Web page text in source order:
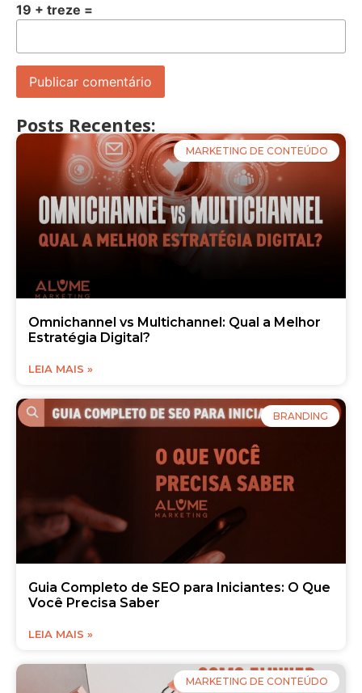
19 + treze =
Posts Recentes:
MARKETING DE CONTEÚDO
Omnichannel vs Multichannel: Qual a Melhor
Estratégia Digital?
LEIA MAIS »
BRANDING
Guia Completo de SEO para Iniciantes: O Que
Você Precisa Saber
LEIA MAIS »
MARKETING DE CONTEÚDO